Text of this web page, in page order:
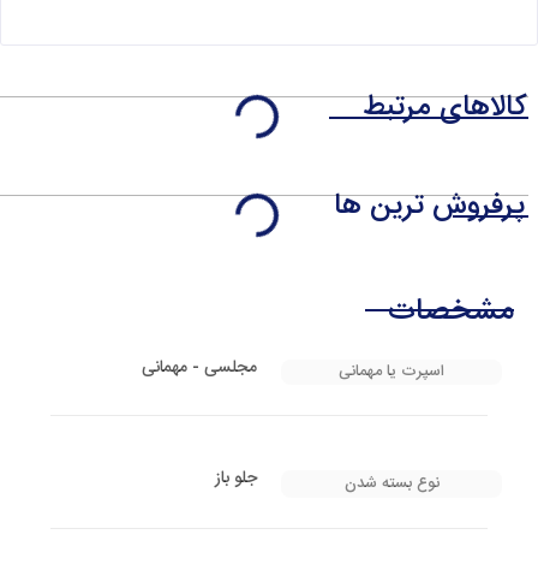
کالاهای مرتبط
پرفروش ترین ها
مشخصات
اسپرت یا مهمانی مجلسی - مهمانی
نوع بسته شدن جلو باز